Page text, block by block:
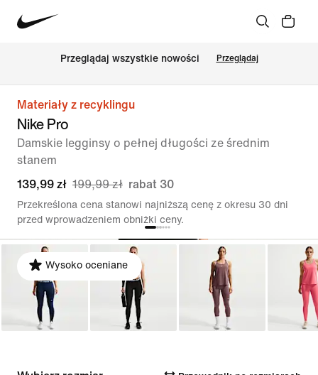
Przeglądaj wszystkie nowości Przeglądaj
Materiały z recyklingu
Nike Pro
Damskie legginsy o pełnej długości ze średnim
stanem
139,99 zł 199,99 zł rabat 30
Przekreślona cena stanowi najniższą cenę z okresu 30 dni
przed wprowadzeniem obniżki ceny.
Wysoko oceniane